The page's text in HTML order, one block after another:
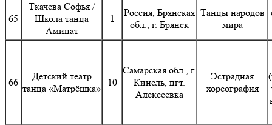
65
Ткачева Софья /
Школа танца
Аминат
1
Россия, Брянская
обл., г. Брянск
Танцы народов
мира
66
Детский театр
танца «Матрёшка»
10
Самарская обл., г.
Кинель, пгт.
Алексеевка
Эстрадная
хореография